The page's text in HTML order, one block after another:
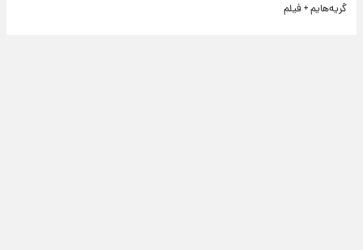
گریه‌هایم + فیلم